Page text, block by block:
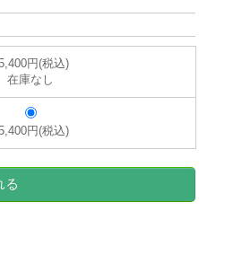
円(税込)
在庫なし
円(税込)